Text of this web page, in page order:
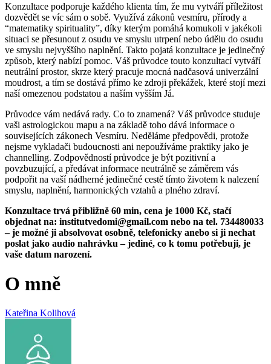
Konzultace podporuje každého klienta tím, že mu vytváří příležitost
dozvědět se víc sám o sobě. Využívá zákonů vesmíru, přírody a
“matematiky spirituality”, díky kterým pomáhá komukoli v jakékoli
situaci se přesunout z osudu ve smyslu utrpení nebo údělu do osudu
ve smyslu nejvyššího naplnění. Takto pojatá konzultace je jedinečný
způsob, který nabízí pomoc. Váš průvodce touto konzultací vytváří
neutrální prostor, skrze který pracuje mocná nadčasová univerzální
moudrost, a tím se dostává přímo ke zdroji překážek, které stojí mezi
naší omezenou podstatou a naším vyšším Já.
Průvodce vám nedává rady. Co to znamená? Váš průvodce studuje
vaši astrologickou mapu a na základě toho dává informace o
souvisejících zákonech Vesmíru. Neděláme předpovědi, protože
nejsme vykladači budoucnosti ani nepoužíváme praktiky jako je
channelling. Zodpovědností průvodce je být pozitivní a
povzbuzující, a předávat informace neutrálně se záměrem vás
podpořit na vaší nádherné jedinečné cestě tímto životem k nalezení
smyslu, naplnění, harmonických vztahů a plného zdraví.
Konzultace trvá přibližně 60 min, cena je 1000 Kč, stačí
objednat na: institutvedomi@gmail.com nebo na tel. 734480033
– je možné ji absolvovat osobně, telefonicky anebo si ji nechat
poslat jako audio nahrávku – jediné, co k tomu potřebuji, je
vaše datum narození.
O mně
Kateřina Kolihová